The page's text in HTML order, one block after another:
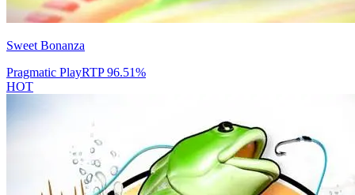
Sweet Bonanza
Pragmatic PlayRTP96.51%
HOT